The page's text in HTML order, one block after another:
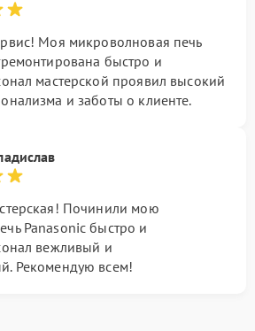
Моя микроволновая печь
быстро и
мастерской проявил высокий
и заботы о клиенте.
Починили мою
Panasonic быстро и
вежливый и
Рекомендую всем!